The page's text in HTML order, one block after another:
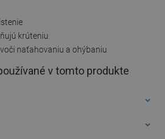
krúteniu
naťahovaniu a ohýbaniu
v tomto produkte